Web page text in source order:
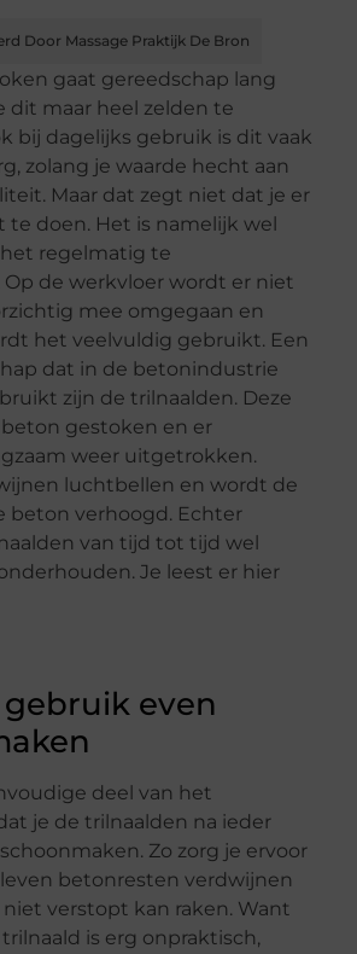
Door Massage Praktijk De Bron
gaat gereedschap lang
dit maar heel zelden te
bij dagelijks gebruik is dit vaak
zolang je waarde hecht aan
Maar dat zegt niet dat je er
te doen. Het is namelijk wel
regelmatig te
de werkvloer wordt er niet
mee omgegaan en
het veelvuldig gebruikt. Een
dat in de betonindustrie
zijn de trilnaalden. Deze
gestoken en er
weer uitgetrokken.
luchtbellen en wordt de
beton verhoogd. Echter
van tijd tot tijd wel
Je leest er hier
even
deel van het
je de trilnaalden na ieder
Zo zorg je ervoor
betonresten verdwijnen
verstopt kan raken. Want
is erg onpraktisch,